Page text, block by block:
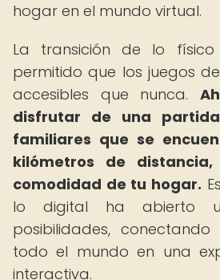
hogar en el mundo virtual.
La transición de lo
permitido que los juegos
accesibles que nunca.
disfrutar de una
familiares que se
kilómetros de
comodidad de tu hogar.
lo digital ha abierto
posibilidades,
todo el mundo en una
interactiva.